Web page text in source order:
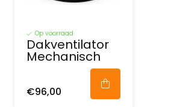
Op voorraad
Dakventilator
Mechanisch
€96,00